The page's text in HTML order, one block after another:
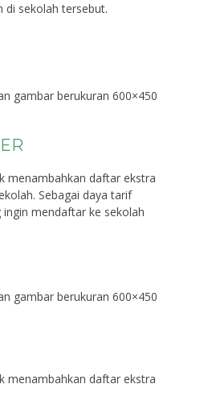
di sekolah tersebut.
gambar berukuran 600×450
menambahkan daftar ekstra
Sebagai daya tarif
mendaftar ke sekolah
gambar berukuran 600×450
menambahkan daftar ekstra